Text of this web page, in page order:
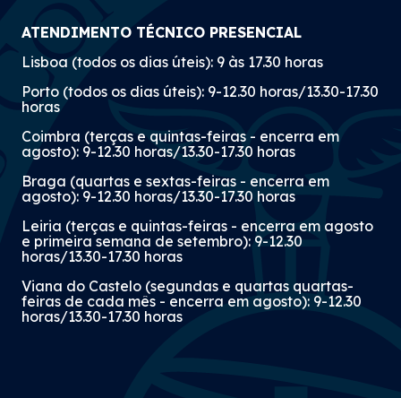
ATENDIMENTO TÉCNICO PRESENCIAL
Lisboa (todos os dias úteis): 9 às 17.30 horas
Porto (todos os dias úteis): 9-12.30 horas/13.30-17.30
horas
Coimbra (terças e quintas-feiras - encerra em
agosto): 9-12.30 horas/13.30-17.30 horas
Braga (quartas e sextas-feiras - encerra em
agosto): 9-12.30 horas/13.30-17.30 horas
Leiria (terças e quintas-feiras - encerra em agosto
e primeira semana de setembro): 9-12.30
horas/13.30-17.30 horas
Viana do Castelo (segundas e quartas quartas-
feiras de cada mês - encerra em agosto): 9-12.30
horas/13.30-17.30 horas